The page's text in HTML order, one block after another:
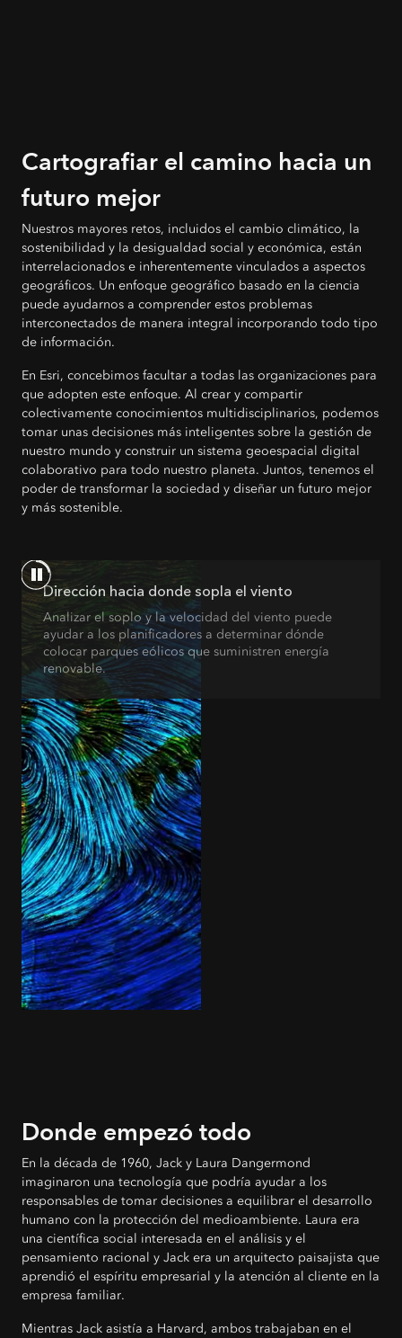
Cartografiar el camino hacia un
futuro mejor
Nuestros mayores retos, incluidos el cambio climático, la
sostenibilidad y la desigualdad social y económica, están
interrelacionados e inherentemente vinculados a aspectos
geográficos. Un enfoque geográfico basado en la ciencia
puede ayudarnos a comprender estos problemas
interconectados de manera integral incorporando todo tipo
de información.
En Esri, concebimos facultar a todas las organizaciones para
que adopten este enfoque. Al crear y compartir
colectivamente conocimientos multidisciplinarios, podemos
tomar unas decisiones más inteligentes sobre la gestión de
nuestro mundo y construir un sistema geoespacial digital
colaborativo para todo nuestro planeta. Juntos, tenemos el
poder de transformar la sociedad y diseñar un futuro mejor
y más sostenible.
Dirección hacia donde sopla el viento
Analizar el soplo y la velocidad del viento puede
ayudar a los planificadores a determinar dónde
colocar parques eólicos que suministren energía
renovable.
Donde empezó todo
En la década de 1960, Jack y Laura Dangermond
imaginaron una tecnología que podría ayudar a los
responsables de tomar decisiones a equilibrar el desarrollo
humano con la protección del medioambiente. Laura era
una científica social interesada en el análisis y el
pensamiento racional y Jack era un arquitecto paisajista que
aprendió el espíritu empresarial y la atención al cliente en la
empresa familiar.
Mientras Jack asistía a Harvard, ambos trabajaban en el